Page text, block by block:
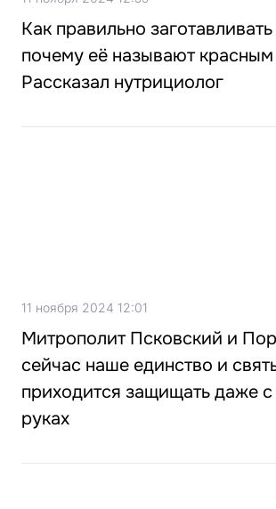
Как правильно
почему её называют
Рассказал нутрициолог
11 ноября 2024 12:01
Митрополит Псковский и
сейчас наше единство и
приходится защищать даже
руках